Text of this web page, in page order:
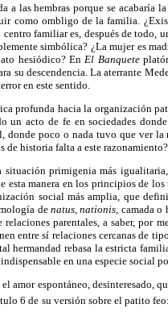
a las hembras porque se acabaría
como ombligo de la familia.
familiar es, después de todo,
simbólica? ¿La mujer es
hesiódico? En El Banquete
su descendencia. La aterrante
en este sentido.
profunda hacia la organización
un acto de fe en sociedades
poco o nada tuvo que ver la
de historia falta a este razonamiento?
situación primigenia más
esta manera en los principios de
social más amplia, que
denatus, nationis, camada o
parentales, a saber, por
entre sí relaciones cercanas de
hermandad rebasa la estricta
en una especie social
amor espontáneo, desinteresado,
6 de su versión sobre el patito